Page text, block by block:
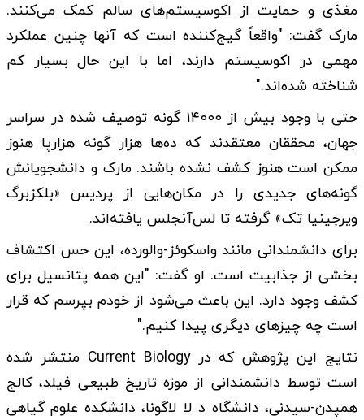
مغذی و حمایت از اکوسیستم‌های سالم کمک می‌کنند.
مارک گفت: "واقعاً گیج‌کننده است که آنها چنین عملکرد
مهمی در اکوسیستم دارند، اما با این حال بسیار کم
شناخته شده‌اند."
حتی با وجود بیش از ۱۴۰۰۰ گونه توصیف شده در سراسر
جهان، محققان معتقدند که ده‌ها هزار گونه هزارپا هنوز
ممکن است هنوز کشف نشده باشند. مارک و دانشجویانش
گونه‌های جدیدی را در مکان‌هایی از پردیس «بلکزبرگ
ویرجینیا تک» گرفته تا لس‌آنجلس یافته‌اند.
برای دانشمندانی مانند واسکوئز-والورده، این حس اکتشاف
بخشی از جذابیت است. او گفت: "این همه پتانسیل برای
کشف وجود دارد. این باعث می‌شود از خودم بپرسم که قرار
است چه چیزهای دیگری پیدا کنیم."
نتایج این پژوهش که در Current Biology منتشر شده
است توسط دانشمندانی از موزه تاریخ طبیعی فیلد، کالج
همپدن-سیدنی، دانشگاه د لا لاگونا، دانشکده علوم گیاهی